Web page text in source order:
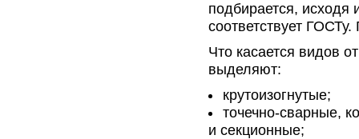
подбирается, исходя
соответствует
Что касается видов
выделяют:
крутоизогнутые;
точечно-сварные,
и секционные;